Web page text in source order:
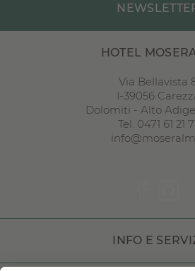
HOTEL
Via Bellavista
I-39056
Dolomiti - Alto Adige
Tel. 0471 61 21
INFO E